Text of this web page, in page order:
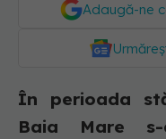
Adaugă-ne
În perioada
Baia Mare